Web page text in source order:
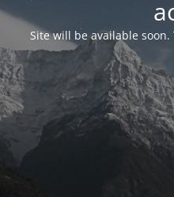
Site will be available